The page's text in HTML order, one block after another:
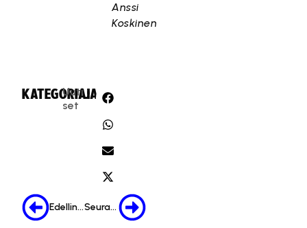
Anssi
Koskinen
KATEGORIA:
Uuti
set
JAA:
Edellinen Seuraava